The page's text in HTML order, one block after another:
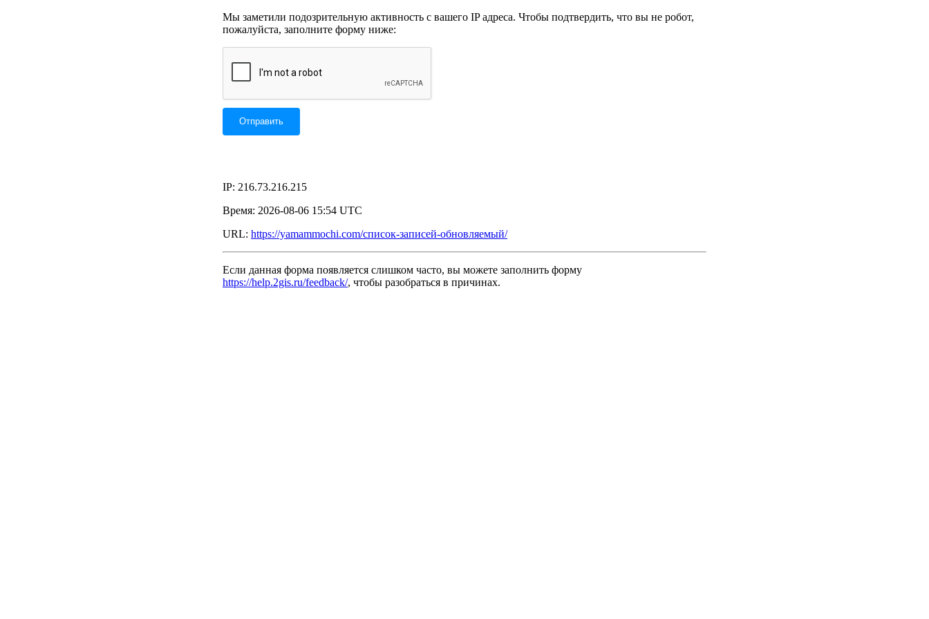
Мы заметили подозрительную активность с вашего IP адреса. Чтобы подтвердить, что вы не робот,
пожалуйста, заполните форму ниже:
IP: 216.73.216.215
Время: 2026-08-06 15:54 UTC
URL: https://yamammochi.com/список-записей-обновляемый/
Если данная форма появляется слишком часто, вы можете заполнить форму
https://help.2gis.ru/feedback/, чтобы разобраться в причинах.